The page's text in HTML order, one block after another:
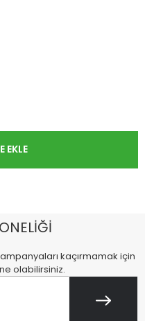
kaçırmamak için
olabilirsiniz.